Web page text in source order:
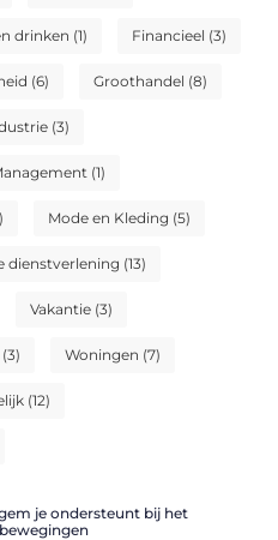
drinken (1) Financieel (3)
(6) Groothandel (8)
(3)
(1)
Mode en Kleding (5)
dienstverlening (13)
Vakantie (3)
(3) Woningen (7)
(12)
je ondersteunt bij het